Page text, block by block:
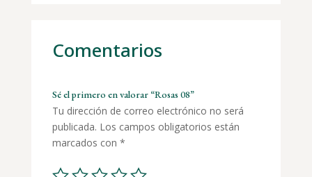
Comentarios
Sé el primero en valorar “Rosas 08”
Tu dirección de correo electrónico no será
publicada. Los campos obligatorios están
marcados con *